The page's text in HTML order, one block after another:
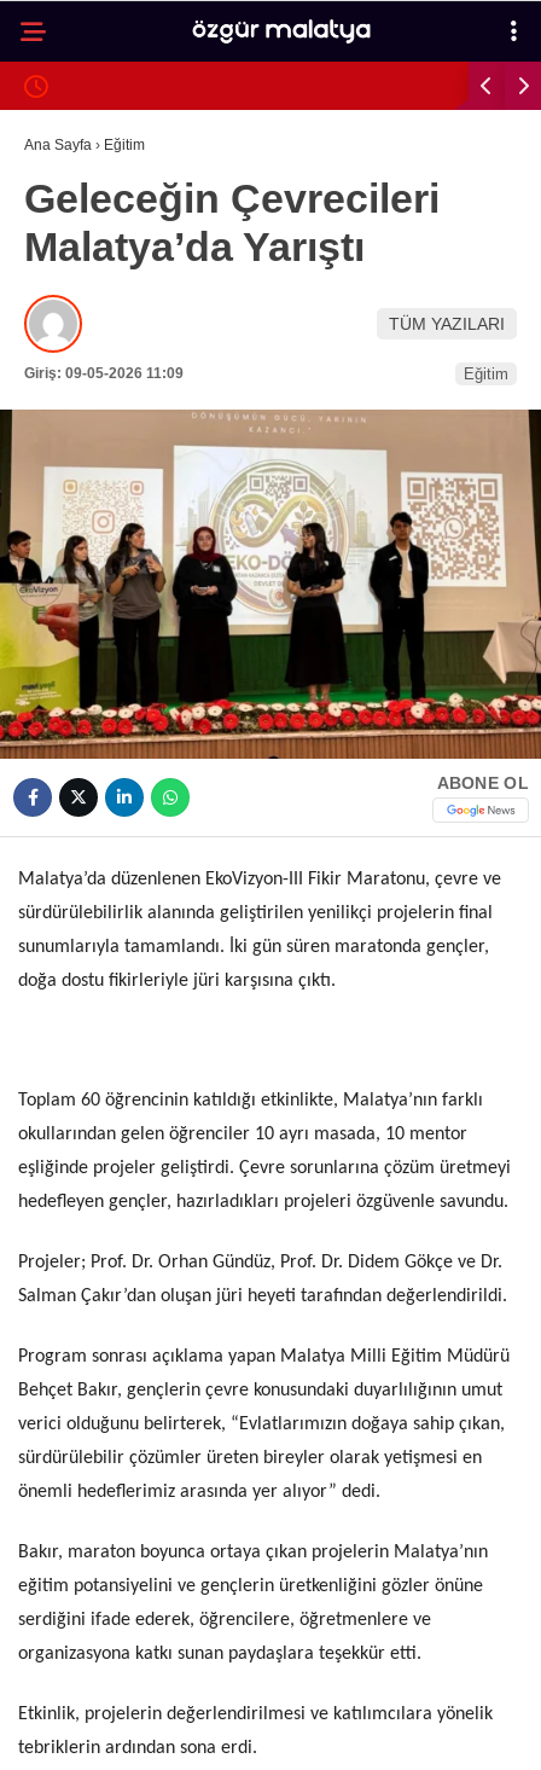
Facebook
Instagram
Youtube
Pinterest
25.4°
GALERİ
MALATYA
İLÇELER
ASAYIŞ
SPOR
EKONOMI
SAĞLIK
HAVA DURUMU
NÖBETÇI ECZANELER
NAMAZ VAKITLERI
Ana Sayfa › Eğitim
Geleceğin Çevrecileri
Malatya’da Yarıştı
TÜM YAZILARI
Giriş: 09-05-2026 11:09 Eğitim
ABONE OL
Malatya’da düzenlenen EkoVizyon-III Fikir Maratonu, çevre ve
sürdürülebilirlik alanında geliştirilen yenilikçi projelerin final
sunumlarıyla tamamlandı. İki gün süren maratonda gençler,
doğa dostu fikirleriyle jüri karşısına çıktı.
Toplam 60 öğrencinin katıldığı etkinlikte, Malatya’nın farklı
okullarından gelen öğrenciler 10 ayrı masada, 10 mentor
eşliğinde projeler geliştirdi. Çevre sorunlarına çözüm üretmeyi
hedefleyen gençler, hazırladıkları projeleri özgüvenle savundu.
Projeler; Prof. Dr. Orhan Gündüz, Prof. Dr. Didem Gökçe ve Dr.
Salman Çakır’dan oluşan jüri heyeti tarafından değerlendirildi.
Program sonrası açıklama yapan Malatya Milli Eğitim Müdürü
Behçet Bakır, gençlerin çevre konusundaki duyarlılığının umut
verici olduğunu belirterek, “Evlatlarımızın doğaya sahip çıkan,
sürdürülebilir çözümler üreten bireyler olarak yetişmesi en
önemli hedeflerimiz arasında yer alıyor” dedi.
Bakır, maraton boyunca ortaya çıkan projelerin Malatya’nın
eğitim potansiyelini ve gençlerin üretkenliğini gözler önüne
serdiğini ifade ederek, öğrencilere, öğretmenlere ve
organizasyona katkı sunan paydaşlara teşekkür etti.
Etkinlik, projelerin değerlendirilmesi ve katılımcılara yönelik
tebriklerin ardından sona erdi.